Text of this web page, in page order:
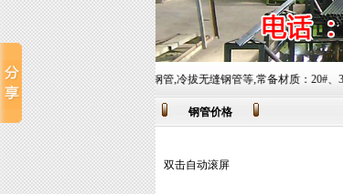
,45号无缝钢管,精密无缝钢管,冷拔无缝钢管等,常备材质：20#、
钢管价格
双击自动滚屏